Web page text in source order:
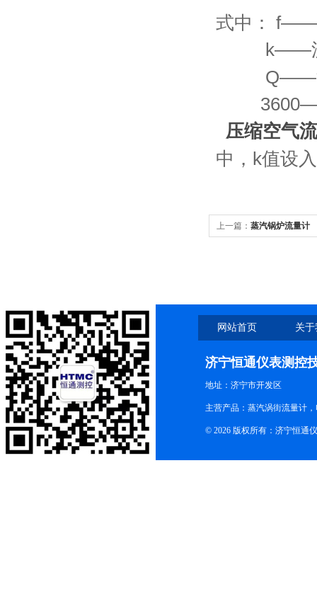
式中： f——
k——流量
Q——流体
3600——
压缩空气
中，k值设
上一篇： 蒸汽锅炉流量计
网站首页 关
济宁恒通仪表测控
地址：济宁市开发区
主营产品：蒸汽涡街流量计
© 2026 版权所有：济宁恒通